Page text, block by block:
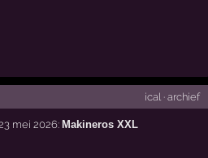
ical· archief
mei 2026: Makineros XXL